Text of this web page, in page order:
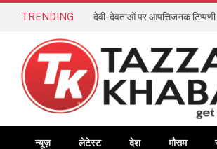
TRENDING देवी-देवताओं पर आपत्तिजनक टिप्पणी
न्यूज़ लेटेस्ट देश मौसम